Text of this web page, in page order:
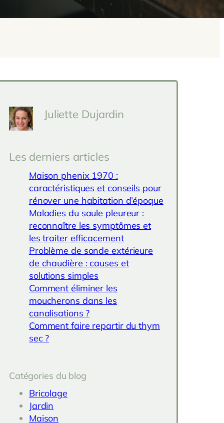
Juliette Dujardin
Les derniers articles
Maison phenix 1970 :
caractéristiques et conseils pour
rénover une habitation d’époque
Maladies du saule pleureur :
reconnaître les symptômes et
les traiter efficacement
Problème de sonde extérieure
de chaudière : causes et
solutions simples
Comment éliminer les
moucherons dans les
canalisations ?
Comment faire repartir du thym
sec ?
Catégories du blog
Bricolage
Jardin
Maison